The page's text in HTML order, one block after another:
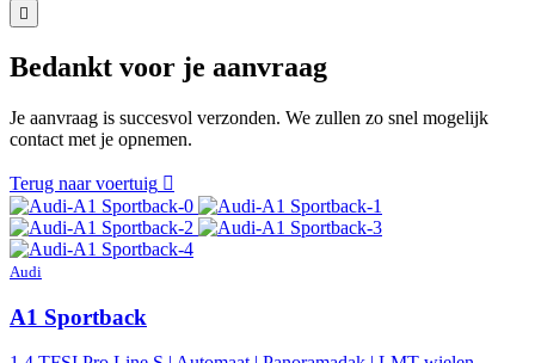
Bedankt voor je aanvraag
Je aanvraag is succesvol verzonden. We zullen zo snel mogelijk
contact met je opnemen.
Terug naar voertuig
Audi
A1 Sportback